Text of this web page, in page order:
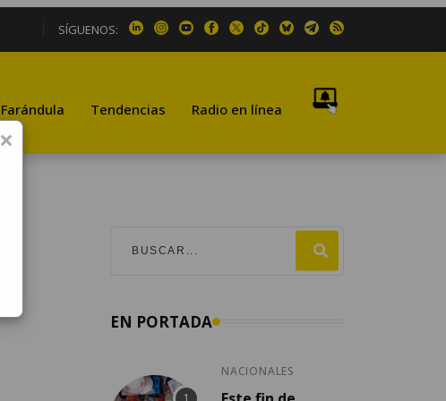
SÍGUENOS:
Farándula Tendencias Radio en línea
EN PORTADA
NACIONALES
×